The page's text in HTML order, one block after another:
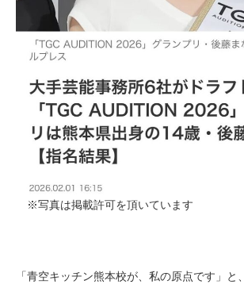
※写真は掲載許可を頂いています
「青空キッチン熊本校が、私の原点です」と